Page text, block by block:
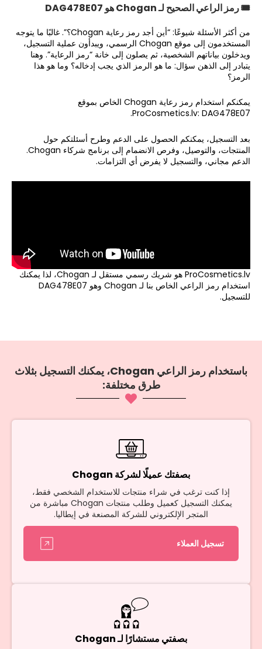
🎟 رمز الراعي الصحيح لـ Chogan هو DAG478E07
من أكثر الأسئلة شيوعًا: “أين أجد رمز رعاية Chogan؟”. غالبًا ما يتوجه
المستخدمون إلى موقع Chogan الرسمي، ويبدأون عملية التسجيل،
ويدخلون بياناتهم الشخصية، ثم يصلون إلى خانة “رمز الرعاية”. وهنا
يتبادر إلى الذهن سؤال: ما هو الرمز الذي يجب إدخاله؟ وما هو هذا
الرمز؟
يمكنكم استخدام رمز رعاية Chogan الخاص بموقع
ProCosmetics.lv: DAG478E07.
بعد التسجيل، يمكنكم الحصول على الدعم وطرح أسئلتكم حول
المنتجات، والتوصيل، وفرص الانضمام إلى برنامج شركاء Chogan.
الدعم مجاني، والتسجيل لا يفرض أي التزامات.
ProCosmetics.lv هو شريك رسمي مستقل لـ Chogan، لذا يمكنك
استخدام رمز الراعي الخاص بنا لـ Chogan وهو DAG478E07
للتسجيل.
باستخدام رمز الراعي Chogan، يمكنك التسجيل بثلاث
طرق مختلفة:
بصفتك عميلًا لشركة Chogan
إذا كنت ترغب في شراء منتجات للاستخدام الشخصي فقط،
يمكنك التسجيل كعميل وطلب منتجات Chogan مباشرة من
المتجر الإلكتروني للشركة المصنعة في إيطاليا.
تسجيل العملاء
بصفتي مستشارًا لـ Chogan